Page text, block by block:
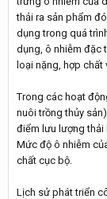
thải ra sản phẩm
dụng trong quá
dụng, ô nhiễm đặc
loại nặng, hợp
Trong các hoạt
nuôi trồng thủy
điểm lưu lượng thải
Mức độ ô nhiễm
chất cục bộ.
Lịch sử phát triển